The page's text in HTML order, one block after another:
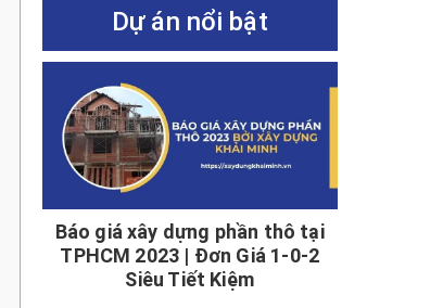
Dự án nổi bật
Báo giá xây dựng phần thô tại
TPHCM 2023 | Đơn Giá 1-0-2
Siêu Tiết Kiệm